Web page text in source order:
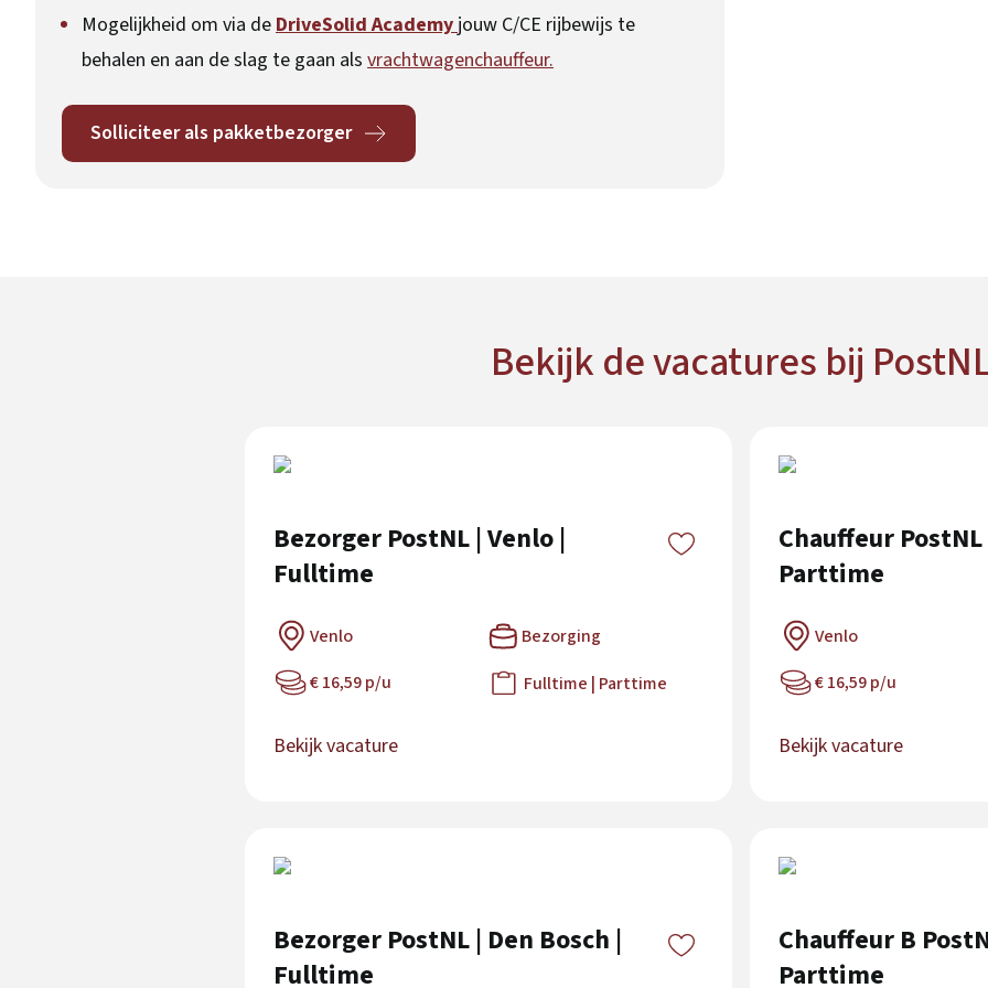
Mogelijkheid om via deDriveSolid Academy jouw C/CE rijbewijs te
behalen en aan de slag te gaan als vrachtwagenchauffeur.
Solliciteer als pakketbezorger
Bekijk de vacatures bij
Bezorger PostNL | Venlo |
Fulltime
Venlo
Bezorging
€ 16,59 p/u
Fulltime | Parttime
Bekijk vacature
Chauffeur
Parttime
Venlo
€ 16,59 p/u
Bekijk vacature
Bezorger PostNL | Den Bosch |
Fulltime
Chauffeur B
Parttime